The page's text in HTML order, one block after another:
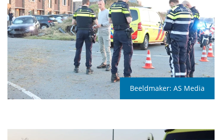
Beeldmaker: AS Media